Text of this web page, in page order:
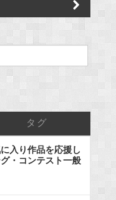
タグ
入り作品を応援し
・コンテスト一般